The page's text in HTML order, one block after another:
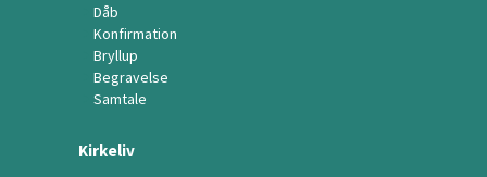
Dåb
Konfirmation
Bryllup
Begravelse
Samtale
Kirkeliv